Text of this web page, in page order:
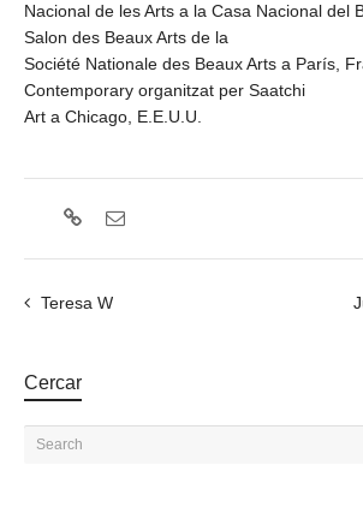
Nacional de les Arts a la Casa Nacional del
Salon des Beaux Arts de la
Société Nationale des Beaux Arts a París,
Contemporary organitzat per Saatchi
Art a Chicago, E.E.U.U.
Teresa W
Cercar